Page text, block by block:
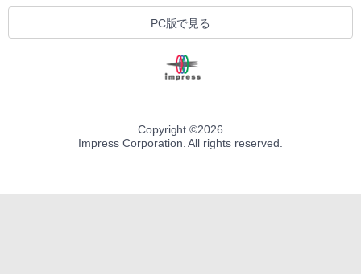
PC版で見る
Copyright ©2026
Impress Corporation. All rights reserved.